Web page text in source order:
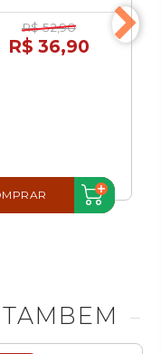
R$ 52,90
R$ 36,90